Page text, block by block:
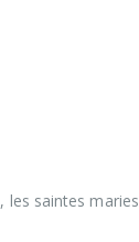
les saintes maries